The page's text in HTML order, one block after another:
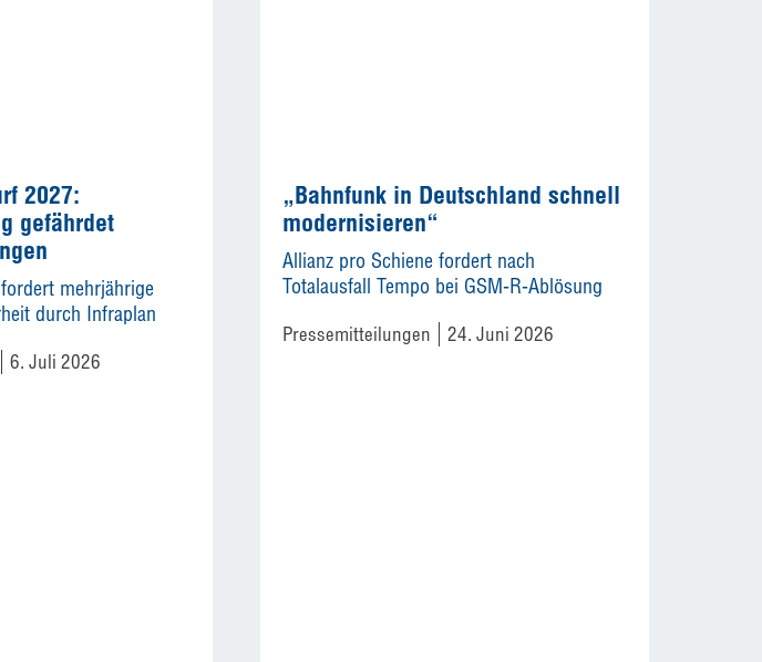
2027:
gefährdet
mehrjährige
durch Infraplan
6. Juli 2026
„Bahnfunk in Deutschland schnell
modernisieren“
Allianz pro Schiene fordert nach
Totalausfall Tempo bei GSM-R-Ablösung
Pressemitteilungen 24. Juni 2026